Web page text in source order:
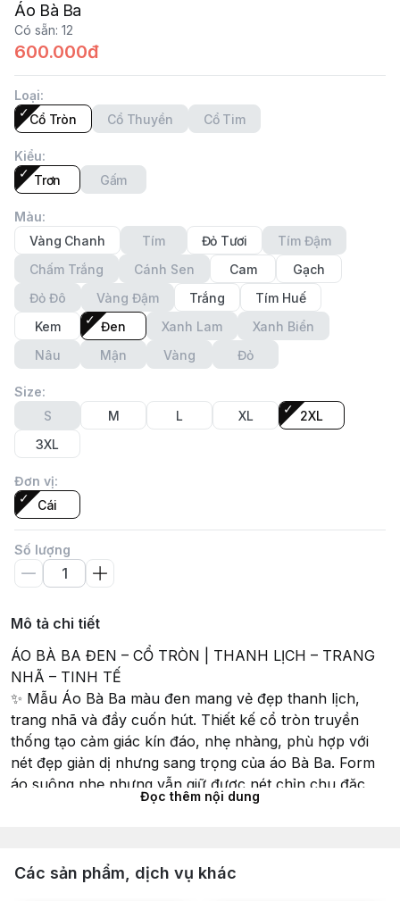
Áo Bà Ba
Có sẵn: 12
600.000đ
Loại:
Cổ Tròn
Cổ Thuyền Cổ Tim
Kiểu:
Trơn
Gấm
Màu:
Vàng Chanh
Tím Đỏ Tươi
Tím Đậm
Chấm Trắng
Cánh Sen Cam
Gạch
Đỏ Đô
Vàng Đậm Trắng
Tím Huế
Kem
Đen Xanh Lam
Xanh Biển
Nâu
Mận Vàng Đỏ
Size:
S
M L XL
2XL
3XL
Đơn vị:
Cái
Số lượng
Mô tả chi tiết
ÁO BÀ BA ĐEN – CỔ TRÒN | THANH LỊCH – TRANG
NHÃ – TINH TẾ
✨ Mẫu Áo Bà Ba màu đen mang vẻ đẹp thanh lịch,
trang nhã và đầy cuốn hút. Thiết kế cổ tròn truyền
thống tạo cảm giác kín đáo, nhẹ nhàng, phù hợp với
nét đẹp giản dị nhưng sang trọng của áo Bà Ba. Form
áo suông nhẹ nhưng vẫn giữ được nét chỉn chu đặc
trưng của trang phục truyền thống.
Vải mềm mịn, thoáng mát, không gây bí
Đọc thêm nội dung
Các sản phẩm, dịch vụ khác